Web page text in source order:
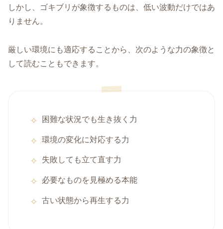
しかし、ゴキブリが象徴するものは、低い波動だけではあ
りません。
厳しい環境にも適応することから、次のような力の象徴と
して読むこともできます。
困難な状況でも生き抜く力
環境の変化に対応する力
失敗しても立て直す力
必要なものを見極める本能
古い状態から再生する力